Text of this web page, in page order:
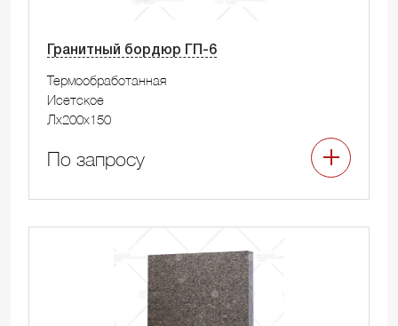
Гранитный бордюр ГП-6
Термообработанная
Исетское
Лx200x150
По запросу